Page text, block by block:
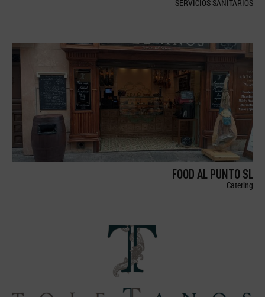
SERVICIOS SANITARIOS
FOOD AL PUNTO SL
Catering